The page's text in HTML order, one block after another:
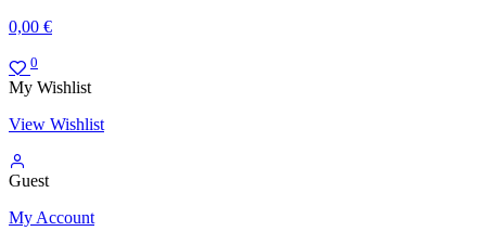
0,00 €
0
My Wishlist
View Wishlist
Guest
My Account